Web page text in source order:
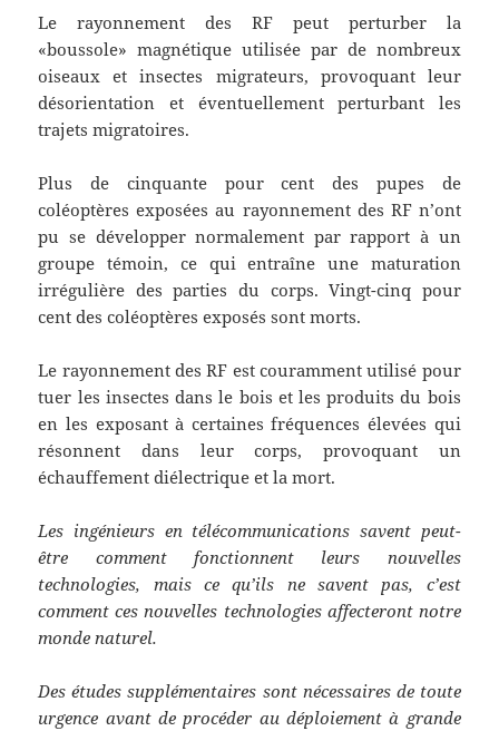
Le rayonnement des RF peut perturber la
«boussole» magnétique utilisée par de nombreux
oiseaux et insectes migrateurs, provoquant leur
désorientation et éventuellement perturbant les
trajets migratoires.
Plus de cinquante pour cent des pupes de
coléoptères exposées au rayonnement des RF n’ont
pu se développer normalement par rapport à un
groupe témoin, ce qui entraîne une maturation
irrégulière des parties du corps. Vingt-cinq pour
cent des coléoptères exposés sont morts.
Le rayonnement des RF est couramment utilisé pour
tuer les insectes dans le bois et les produits du bois
en les exposant à certaines fréquences élevées qui
résonnent dans leur corps, provoquant un
échauffement diélectrique et la mort.
Les ingénieurs en télécommunications savent peut-
être comment fonctionnent leurs nouvelles
technologies, mais ce qu’ils ne savent pas, c’est
comment ces nouvelles technologies affecteront notre
monde naturel.
Des études supplémentaires sont nécessaires de toute
urgence avant de procéder au déploiement à grande